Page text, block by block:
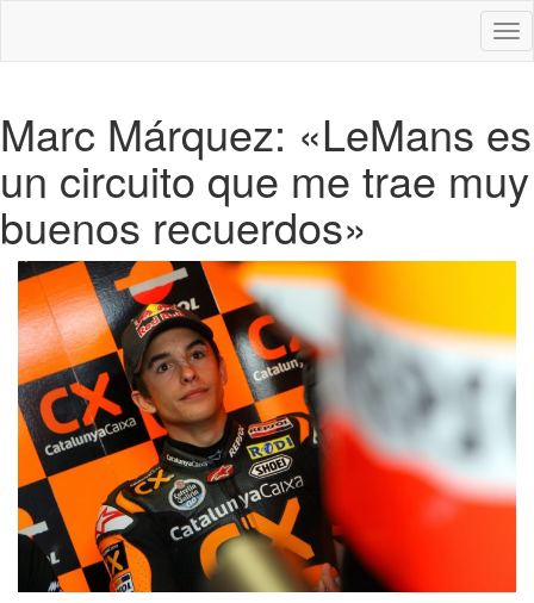
Marc Márquez: «LeMans es
un circuito que me trae muy
buenos recuerdos»